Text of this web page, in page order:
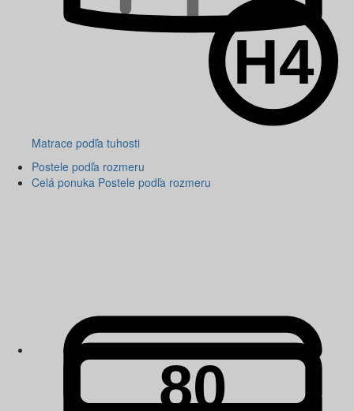
Matrace podľa tuhosti
Postele podľa rozmeru
Celá ponuka Postele podľa rozmeru